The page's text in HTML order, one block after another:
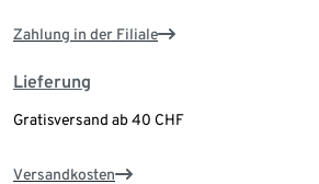
Zahlung in der Filiale
Lieferung
Gratisversand ab 40 CHF
Versandkosten